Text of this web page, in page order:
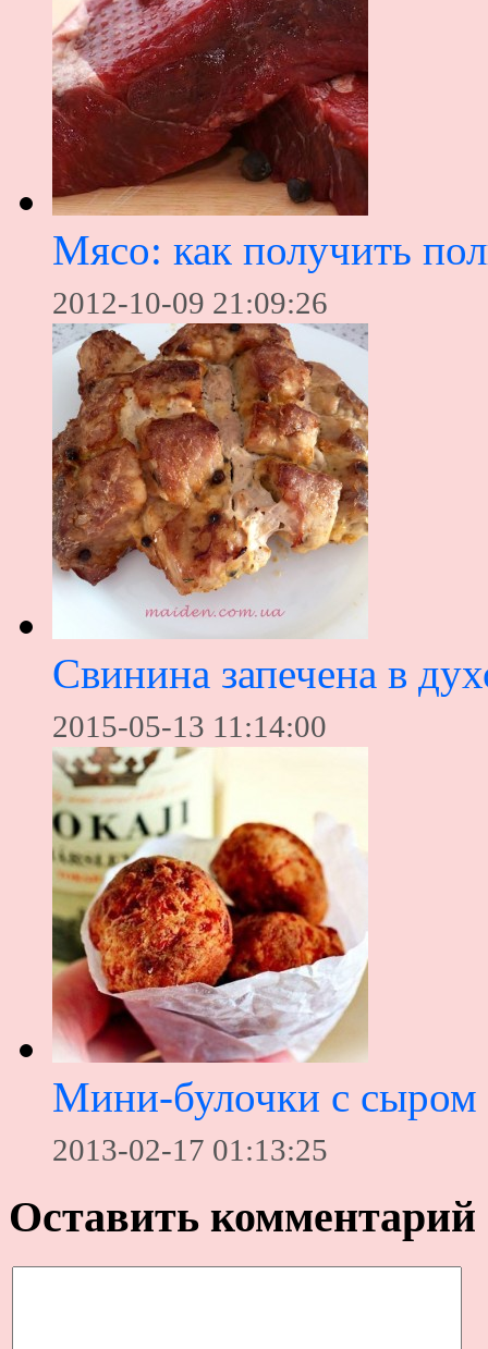
Мясо: как получить
2012-10-09 21:09:26
Свинина запечена в
2015-05-13 11:14:00
Мини-булочки с сыром
2013-02-17 01:13:25
Оставить комментарий